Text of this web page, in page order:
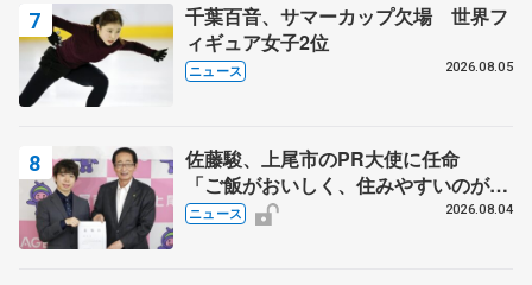
千葉百音、サマーカップ欠場 世界フ
ィギュア女子2位
ニュース 2026.08.05
佐藤駿、上尾市のPR大使に任命
「ご飯がおいしく、住みやすいのが魅
力」
ニュース 2026.08.04